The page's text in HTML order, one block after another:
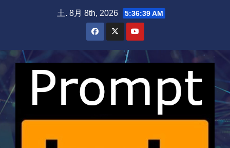
土. 8月 8th, 2026 5:36:40 AM